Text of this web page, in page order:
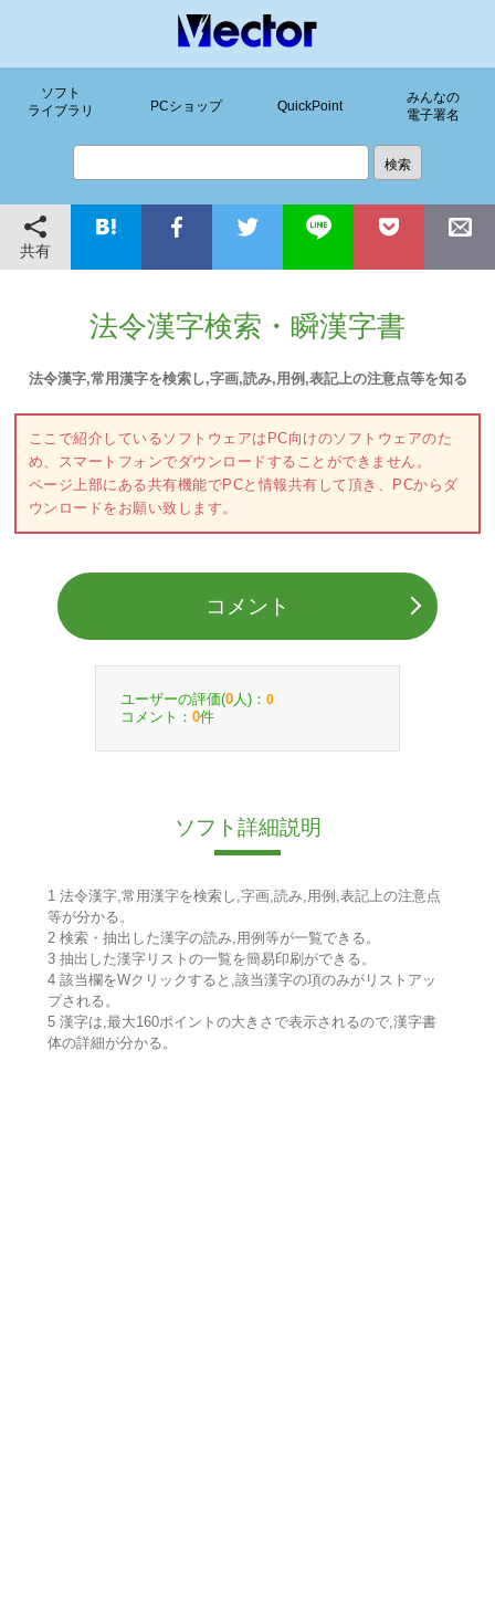
ソフト
ライブラリ
PCショップ QuickPoint
みんなの
電子署名
共有
法令漢字検索・瞬漢字書
法令漢字,常用漢字を検索し,字画,読み,用例,表記上の注意点等を知る
ここで紹介しているソフトウェアはPC向けのソフトウェアのた
め、スマートフォンでダウンロードすることができません。
ページ上部にある共有機能でPCと情報共有して頂き、PCからダ
ウンロードをお願い致します。
コメント
ユーザーの評価(0 人)： 0
コメント： 0件
ソフト詳細説明
1 法令漢字,常用漢字を検索し,字画,読み,用例,表記上の注意点
等が分かる。
2 検索・抽出した漢字の読み,用例等が一覧できる。
3 抽出した漢字リストの一覧を簡易印刷ができる。
4 該当欄をWクリックすると,該当漢字の項のみがリストアッ
プされる。
5 漢字は,最大160ポイントの大きさで表示されるので,漢字書
体の詳細が分かる。